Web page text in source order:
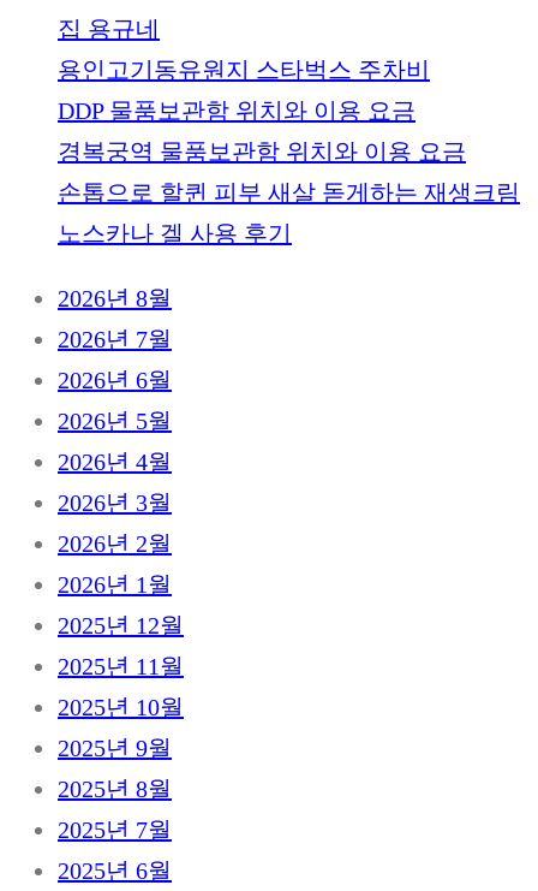
집 용규네
용인고기동유원지 스타벅스 주차비
DDP 물품보관함 위치와 이용 요금
경복궁역 물품보관함 위치와 이용 요금
손톱으로 할퀸 피부 새살 돋게하는 재생크림
노스카나 겔 사용 후기
2026년 8월
2026년 7월
2026년 6월
2026년 5월
2026년 4월
2026년 3월
2026년 2월
2026년 1월
2025년 12월
2025년 11월
2025년 10월
2025년 9월
2025년 8월
2025년 7월
2025년 6월